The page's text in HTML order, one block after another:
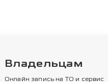
Владельцам
Онлайн запись на ТО и сервис